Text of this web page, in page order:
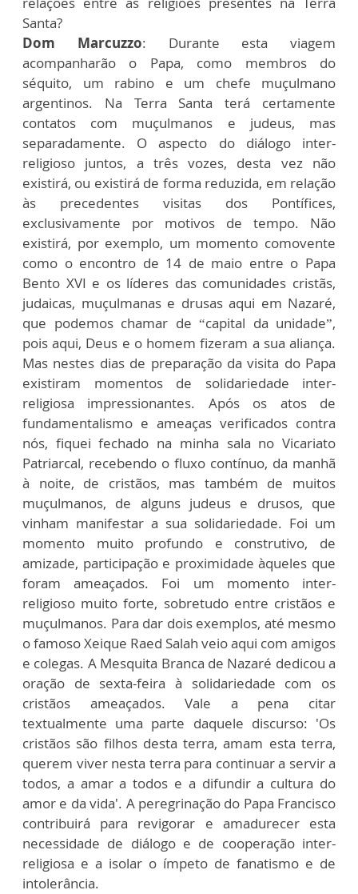
Santa?
Dom Marcuzzo: Durante esta viagem
acompanharão o Papa, como membros do
séquito, um rabino e um chefe muçulmano
argentinos. Na Terra Santa terá certamente
contatos com muçulmanos e judeus, mas
separadamente. O aspecto do diálogo inter-
religioso juntos, a três vozes, desta vez não
existirá, ou existirá de forma reduzida, em relação
às precedentes visitas dos Pontífices,
exclusivamente por motivos de tempo. Não
existirá, por exemplo, um momento comovente
como o encontro de 14 de maio entre o Papa
Bento XVI e os líderes das comunidades cristãs,
judaicas, muçulmanas e drusas aqui em Nazaré,
que podemos chamar de “capital da unidade”,
pois aqui, Deus e o homem fizeram a sua aliança.
Mas nestes dias de preparação da visita do Papa
existiram momentos de solidariedade inter-
religiosa impressionantes. Após os atos de
fundamentalismo e ameaças verificados contra
nós, fiquei fechado na minha sala no Vicariato
Patriarcal, recebendo o fluxo contínuo, da manhã
à noite, de cristãos, mas também de muitos
muçulmanos, de alguns judeus e drusos, que
vinham manifestar a sua solidariedade. Foi um
momento muito profundo e construtivo, de
amizade, participação e proximidade àqueles que
foram ameaçados. Foi um momento inter-
religioso muito forte, sobretudo entre cristãos e
muçulmanos. Para dar dois exemplos, até mesmo
o famoso Xeique Raed Salah veio aqui com amigos
e colegas. A Mesquita Branca de Nazaré dedicou a
oração de sexta-feira à solidariedade com os
cristãos ameaçados. Vale a pena citar
textualmente uma parte daquele discurso: 'Os
cristãos são filhos desta terra, amam esta terra,
querem viver nesta terra para continuar a servir a
todos, a amar a todos e a difundir a cultura do
amor e da vida'. A peregrinação do Papa Francisco
contribuirá para revigorar e amadurecer esta
necessidade de diálogo e de cooperação inter-
religiosa e a isolar o ímpeto de fanatismo e de
intolerância.